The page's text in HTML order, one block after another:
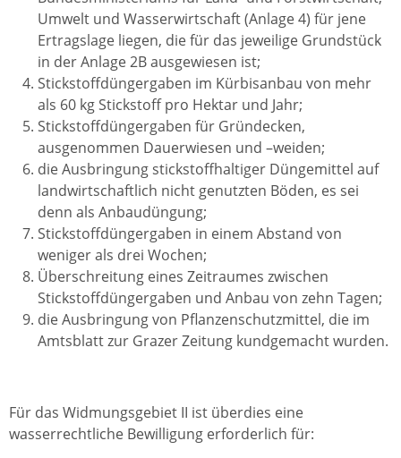
Umwelt und Wasserwirtschaft (Anlage 4) für jene
Ertragslage liegen, die für das jeweilige Grundstück
in der Anlage 2B ausgewiesen ist;
Stickstoffdüngergaben im Kürbisanbau von mehr
als 60 kg Stickstoff pro Hektar und Jahr;
Stickstoffdüngergaben für Gründecken,
ausgenommen Dauerwiesen und –weiden;
die Ausbringung stickstoffhaltiger Düngemittel auf
landwirtschaftlich nicht genutzten Böden, es sei
denn als Anbaudüngung;
Stickstoffdüngergaben in einem Abstand von
weniger als drei Wochen;
Überschreitung eines Zeitraumes zwischen
Stickstoffdüngergaben und Anbau von zehn Tagen;
die Ausbringung von Pflanzenschutzmittel, die im
Amtsblatt zur Grazer Zeitung kundgemacht wurden.
Für das Widmungsgebiet II ist überdies eine
wasserrechtliche Bewilligung erforderlich für: